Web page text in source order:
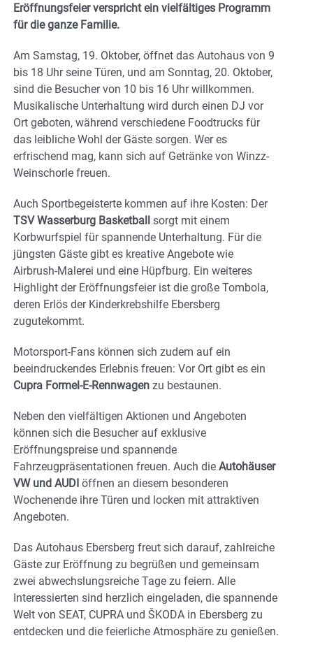
Eröffnungsfeier verspricht ein vielfältiges Programm
für die ganze Familie.
Am Samstag, 19. Oktober, öffnet das Autohaus von 9
bis 18 Uhr seine Türen, und am Sonntag, 20. Oktober,
sind die Besucher von 10 bis 16 Uhr willkommen.
Musikalische Unterhaltung wird durch einen DJ vor
Ort geboten, während verschiedene Foodtrucks für
das leibliche Wohl der Gäste sorgen. Wer es
erfrischend mag, kann sich auf Getränke von Winzz-
Weinschorle freuen.
Auch Sportbegeisterte kommen auf ihre Kosten: Der
TSV Wasserburg Basketball sorgt mit einem
Korbwurfspiel für spannende Unterhaltung. Für die
jüngsten Gäste gibt es kreative Angebote wie
Airbrush-Malerei und eine Hüpfburg. Ein weiteres
Highlight der Eröffnungsfeier ist die große Tombola,
deren Erlös der Kinderkrebshilfe Ebersberg
zugutekommt.
Motorsport-Fans können sich zudem auf ein
beeindruckendes Erlebnis freuen: Vor Ort gibt es ein
Cupra Formel-E-Rennwagen zu bestaunen.
Neben den vielfältigen Aktionen und Angeboten
können sich die Besucher auf exklusive
Eröffnungspreise und spannende
Fahrzeugpräsentationen freuen. Auch die Autohäuser
VW und AUDI öffnen an diesem besonderen
Wochenende ihre Türen und locken mit attraktiven
Angeboten.
Das Autohaus Ebersberg freut sich darauf, zahlreiche
Gäste zur Eröffnung zu begrüßen und gemeinsam
zwei abwechslungsreiche Tage zu feiern. Alle
Interessierten sind herzlich eingeladen, die spannende
Welt von SEAT, CUPRA und ŠKODA in Ebersberg zu
entdecken und die feierliche Atmosphäre zu genießen.